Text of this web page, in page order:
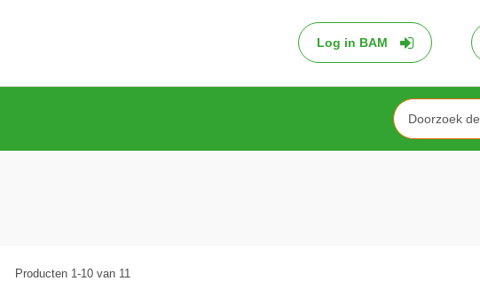
Log in BAM
Search
Producten 1-10 van 11